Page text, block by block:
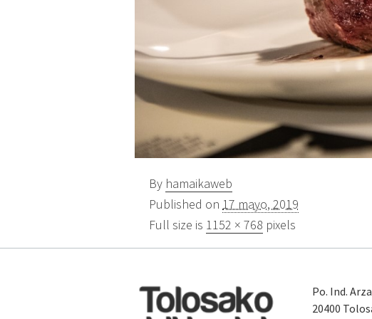
By hamaikaweb
Published on 17 mayo, 2019
Full size is 1152 × 768 pixels
Po. Ind.
20400